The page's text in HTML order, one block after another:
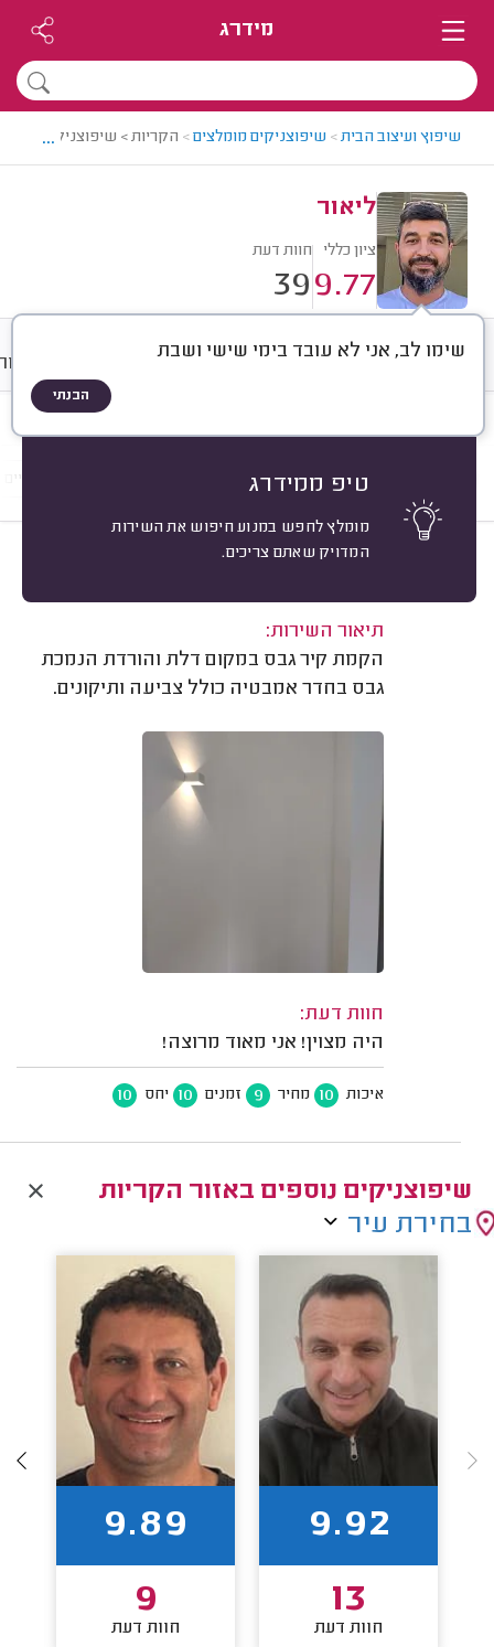
מידרג
שיפוץ ועיצוב הבית> שיפוצניקים מומלצים> הקריות > שיפוצניק מומלץ -
...
ליאור
ציון כללי
9.77
חוות דעת
39
שימו לב, אני לא עובד בימי שישי ושבת
הבנתי
טיפ ממידרג
מומלץ לחפש במנוע חיפוש את השירות
המדויק שאתם צריכים.
חוות דעת ממוצע
שיפוצים כלליים ריצופים, קירות וחיפויים
פרטי הלקוח שמורים במידרג
תיאור השירות:
הקמת קיר גבס במקום דלת והורדת הנמכת
גבס בחדר אמבטיה כולל צביעה ותיקונים.
חוות דעת:
היה מצוין! אני מאוד מרוצה!
איכות 10 מחיר 9 זמנים 10 יחס 10
שיפוצניקים נוספים באזור הקריות
בחירת עיר
9.92
13
חוות דעת
9.89
9
חוות דעת